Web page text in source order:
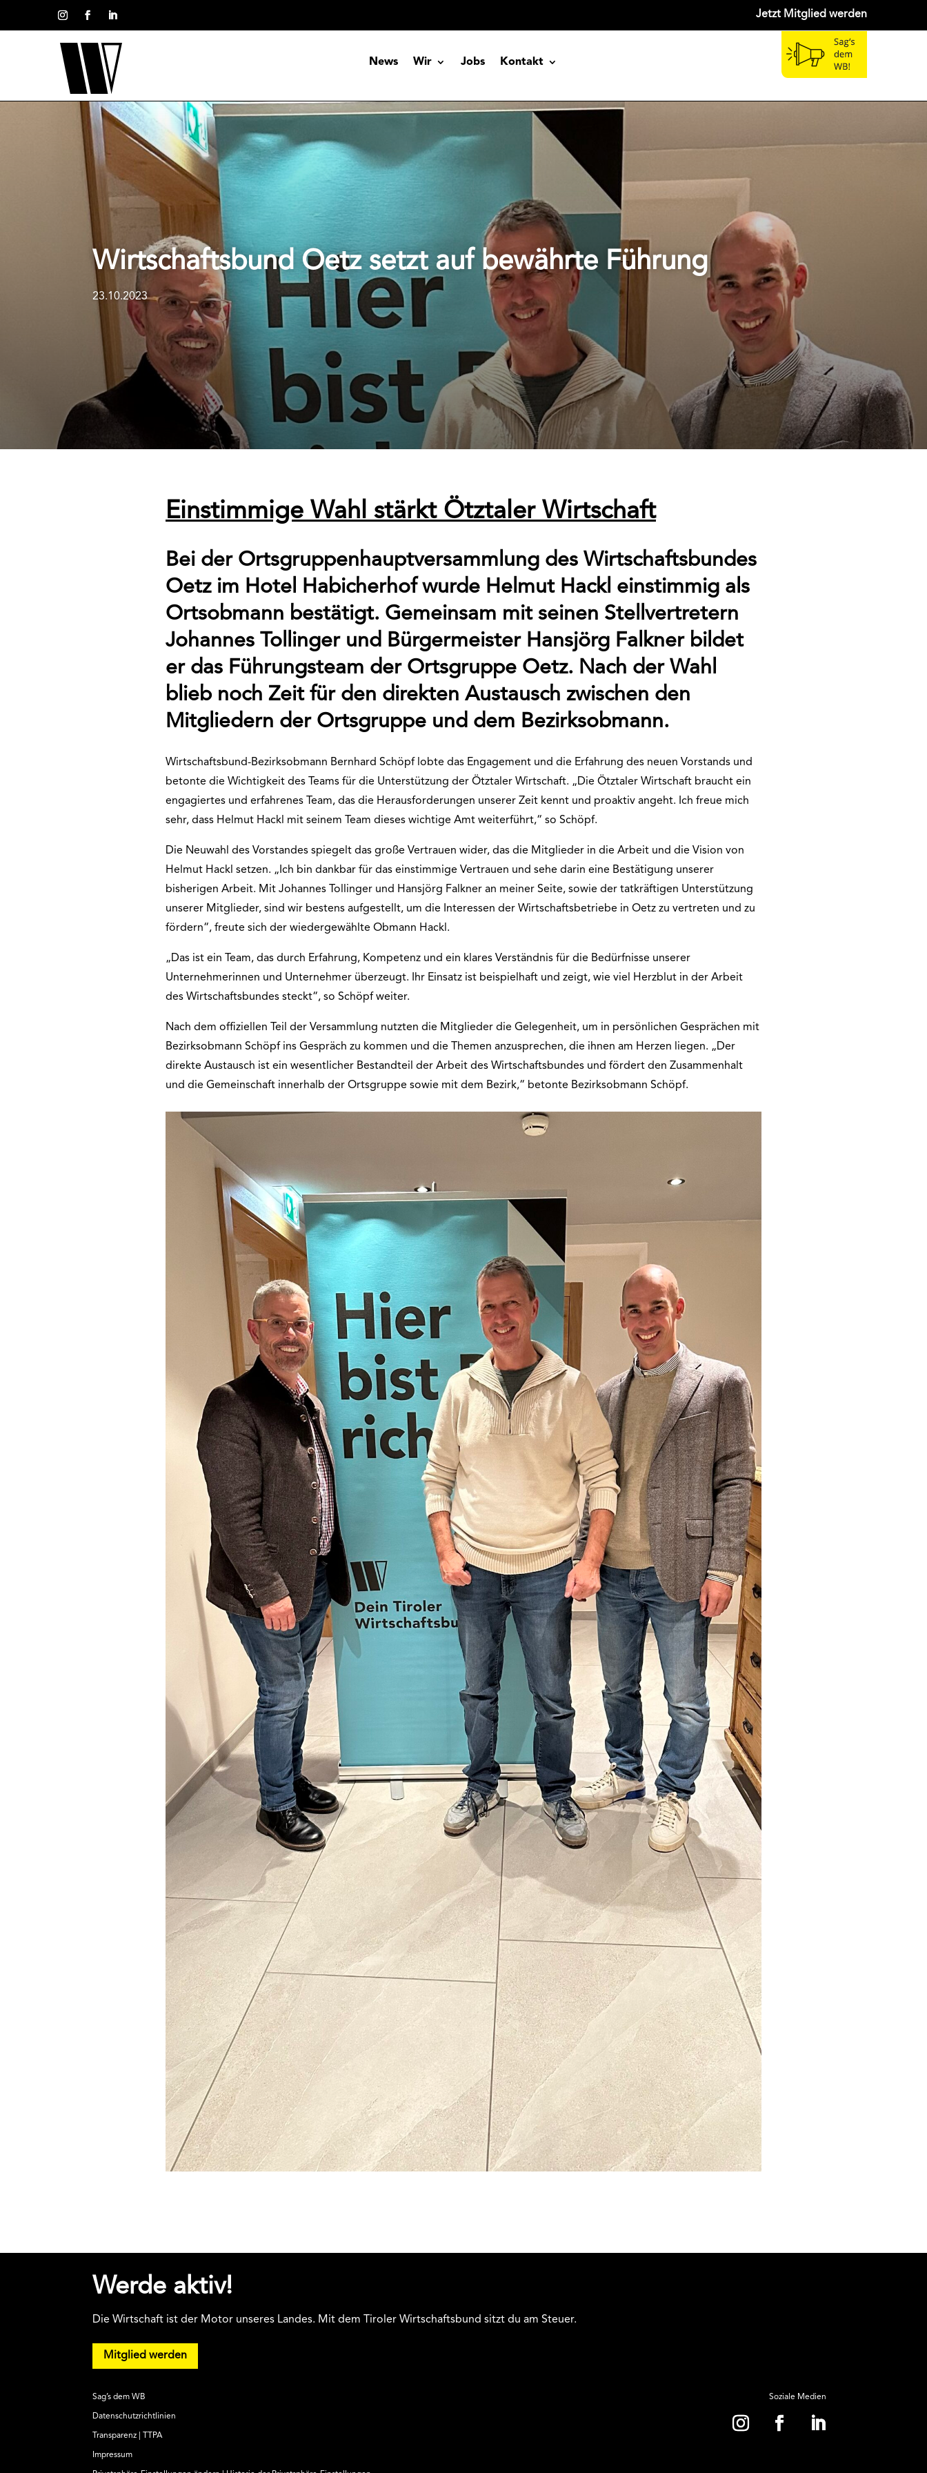
Jetzt Mitglied werden
News Wir Jobs Kontakt
Wirtschaftsbund Oetz setzt auf bewährte Führung
23.10.2023
Einstimmige Wahl stärkt Ötztaler Wirtschaft
Bei der Ortsgruppenhauptversammlung des Wirtschaftsbundes
Oetz im Hotel Habicherhof wurde Helmut Hackl einstimmig als
Ortsobmann bestätigt. Gemeinsam mit seinen Stellvertretern
Johannes Tollinger und Bürgermeister Hansjörg Falkner bildet
er das Führungsteam der Ortsgruppe Oetz. Nach der Wahl
blieb noch Zeit für den direkten Austausch zwischen den
Mitgliedern der Ortsgruppe und dem Bezirksobmann.
Wirtschaftsbund-Bezirksobmann Bernhard Schöpf lobte das Engagement und die Erfahrung des neuen Vorstands und
betonte die Wichtigkeit des Teams für die Unterstützung der Ötztaler Wirtschaft. „Die Ötztaler Wirtschaft braucht ein
engagiertes und erfahrenes Team, das die Herausforderungen unserer Zeit kennt und proaktiv angeht. Ich freue mich
sehr, dass Helmut Hackl mit seinem Team dieses wichtige Amt weiterführt,“ so Schöpf.
Die Neuwahl des Vorstandes spiegelt das große Vertrauen wider, das die Mitglieder in die Arbeit und die Vision von
Helmut Hackl setzen. „Ich bin dankbar für das einstimmige Vertrauen und sehe darin eine Bestätigung unserer
bisherigen Arbeit. Mit Johannes Tollinger und Hansjörg Falkner an meiner Seite, sowie der tatkräftigen Unterstützung
unserer Mitglieder, sind wir bestens aufgestellt, um die Interessen der Wirtschaftsbetriebe in Oetz zu vertreten und zu
fördern“, freute sich der wiedergewählte Obmann Hackl.
„Das ist ein Team, das durch Erfahrung, Kompetenz und ein klares Verständnis für die Bedürfnisse unserer
Unternehmerinnen und Unternehmer überzeugt. Ihr Einsatz ist beispielhaft und zeigt, wie viel Herzblut in der Arbeit
des Wirtschaftsbundes steckt“, so Schöpf weiter.
Nach dem offiziellen Teil der Versammlung nutzten die Mitglieder die Gelegenheit, um in persönlichen Gesprächen mit
Bezirksobmann Schöpf ins Gespräch zu kommen und die Themen anzusprechen, die ihnen am Herzen liegen. „Der
direkte Austausch ist ein wesentlicher Bestandteil der Arbeit des Wirtschaftsbundes und fördert den Zusammenhalt
und die Gemeinschaft innerhalb der Ortsgruppe sowie mit dem Bezirk,“ betonte Bezirksobmann Schöpf.
Werde aktiv!
Die Wirtschaft ist der Motor unseres Landes. Mit dem Tiroler Wirtschaftsbund sitzt du am Steuer.
Mitglied werden
Sag’s dem WB
Datenschutzrichtlinien
Transparenz | TTPA
Impressum
Soziale Medien